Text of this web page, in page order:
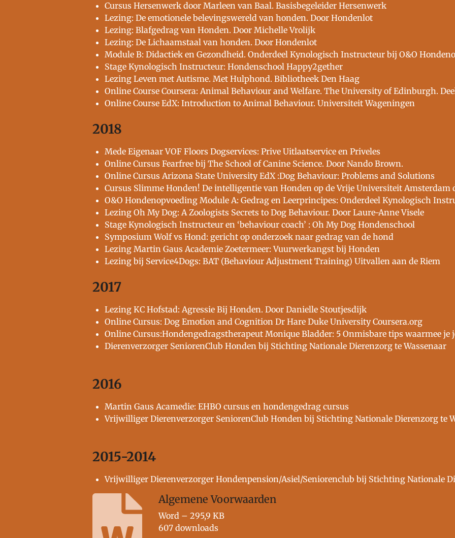
Cursus Hersenwerk door Marleen van Baal. Basisbegeleider Hersenwerk
Lezing: De emotionele belevingswereld van honden. Door Hondenlot
Lezing: Blafgedrag van Honden. Door Michelle Vrolijk
Lezing: De Lichaamstaal van honden. Door Hondenlot
Module B: Didactiek en Gezondheid. Onderdeel Kynologisch Instructeur bij O&O
Stage Kynologisch Instructeur: Hondenschool Happy2gether
Lezing Leven met Autisme. Met Hulphond. Bibliotheek Den Haag
Online Course Coursera: Animal Behaviour and Welfare. The University of Edinburgh.
Online Course EdX: Introduction to Animal Behaviour. Universiteit Wageningen
2018
Mede Eigenaar VOF Floors Dogservices: Prive Uitlaatservice en Priveles
Online Cursus Fearfree bij The School of Canine Science. Door Nando Brown.
Online Cursus Arizona State University EdX :Dog Behaviour: Problems and Solutions
Cursus Slimme Honden! De intelligentie van Honden op de Vrije Universiteit Amsterdam
O&O Hondenopvoeding Module A: Gedrag en Leerprincipes: Onderdeel Kynologisch
Lezing Oh My Dog: A Zoologists Secrets to Dog Behaviour. Door Laure-Anne Visele
Stage Kynologisch Instructeur en ‘behaviour coach’ : Oh My Dog Hondenschool
Symposium Wolf vs Hond: gericht op onderzoek naar gedrag van de hond
Lezing Martin Gaus Academie Zoetermeer: Vuurwerkangst bij Honden
Lezing bij Service4Dogs: BAT (Behaviour Adjustment Training) Uitvallen aan de Riem
2017
Lezing KC Hofstad: Agressie Bij Honden. Door Danielle Stoutjesdijk
Online Cursus: Dog Emotion and Cognition Dr Hare Duke University Coursera.org
Online Cursus:Hondengedragstherapeut Monique Bladder: 5 Onmisbare tips waarmee
Dierenverzorger SeniorenClub Honden bij Stichting Nationale Dierenzorg te Wassenaar
2016
Martin Gaus Acamedie: EHBO cursus en hondengedrag cursus
Vrijwilliger Dierenverzorger SeniorenClub Honden bij Stichting Nationale Dierenzorg te
2015-2014
Vrijwilliger Dierenverzorger Hondenpension/Asiel/Seniorenclub bij Stichting Nationale
Algemene Voorwaarden
Word – 295,9 KB
607 downloads